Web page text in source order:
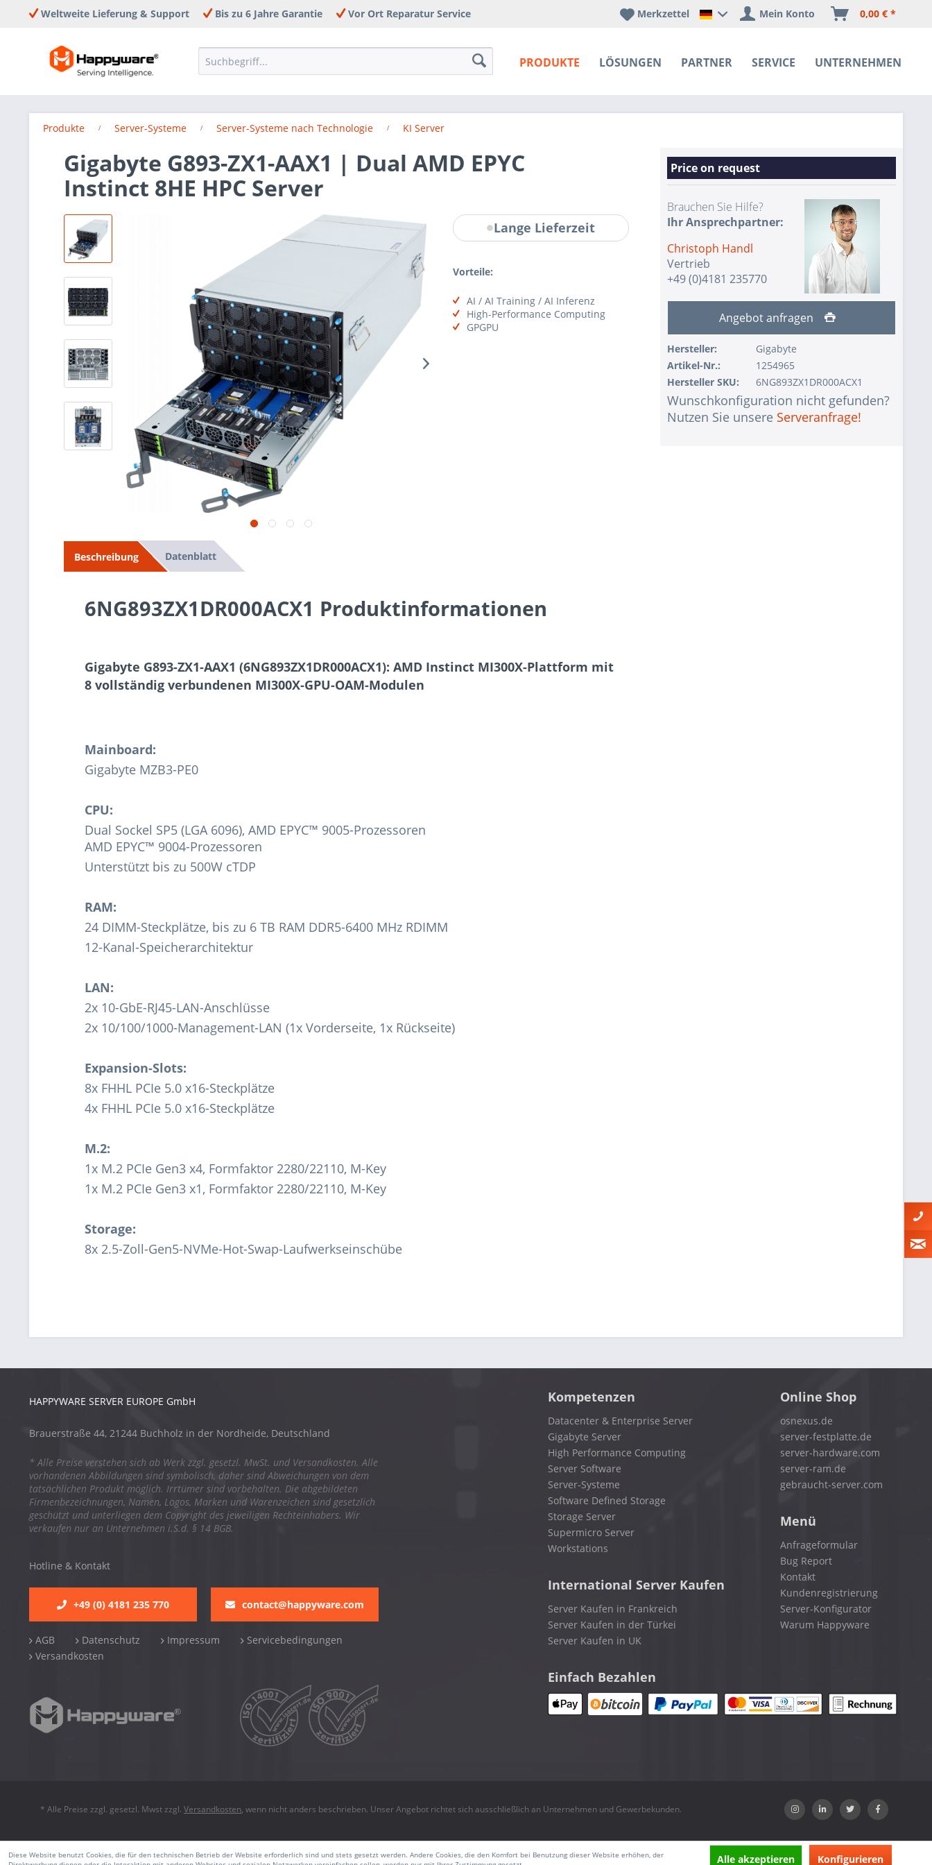
Weltweite Lieferung & Support Bis zu 6 Jahre Garantie Vor Ort Reparatur Service
PRODUKTE LÖSUNGEN PARTNER SERVICE UNTERNEHMEN
Happyware Deutschland
Merkzettel Mein Konto 0,00 € *
Produkte Server-Systeme Server-Systeme nach Technologie KI Server
Gigabyte G893-ZX1-AAX1 | Dual AMD EPYC
Instinct 8HE HPC Server
Lange Lieferzeit
Vorteile:
AI / AI Training / AI Inferenz
High-Performance Computing
GPGPU
Price on request
Brauchen Sie Hilfe?
Ihr Ansprechpartner:
Christoph Handl
Vertrieb
+49 (0)4181 235770
Angebot anfragen
Hersteller:
Gigabyte
Artikel-Nr.:
1254965
Hersteller SKU:
6NG893ZX1DR000ACX1
Wunschkonfiguration nicht gefunden?
Nutzen Sie unsere Serveranfrage!
Beschreibung Datenblatt
6NG893ZX1DR000ACX1 Produktinformationen
Gigabyte G893-ZX1-AAX1 (6NG893ZX1DR000ACX1): AMD Instinct MI300X-Plattform mit
8 vollständig verbundenen MI300X-GPU-OAM-Modulen
Mainboard:
Gigabyte MZB3-PE0
CPU:
Dual Sockel SP5 (LGA 6096), AMD EPYC™ 9005-Prozessoren
AMD EPYC™ 9004-Prozessoren
Unterstützt bis zu 500W cTDP
RAM:
24 DIMM-Steckplätze, bis zu 6 TB RAM DDR5-6400 MHz RDIMM
12-Kanal-Speicherarchitektur
LAN:
2x 10-GbE-RJ45-LAN-Anschlüsse
2x 10/100/1000-Management-LAN (1x Vorderseite, 1x Rückseite)
Expansion-Slots:
8x FHHL PCIe 5.0 x16-Steckplätze
4x FHHL PCIe 5.0 x16-Steckplätze
M.2:
1x M.2 PCIe Gen3 x4, Formfaktor 2280/22110, M-Key
1x M.2 PCIe Gen3 x1, Formfaktor 2280/22110, M-Key
Storage:
8x 2.5-Zoll-Gen5-NVMe-Hot-Swap-Laufwerkseinschübe
HAPPYWARE SERVER EUROPE GmbH
Brauerstraße 44, 21244 Buchholz in der Nordheide, Deutschland
* Alle Preise verstehen sich ab Werk zzgl. gesetzl. MwSt. und Versandkosten. Alle
vorhandenen Abbildungen sind symbolisch, daher sind Abweichungen von dem
tatsächlichen Produkt möglich. Irrtümer sind vorbehalten. Die abgebildeten
Firmenbezeichnungen, Namen, Logos, Marken und Warenzeichen sind gesetzlich
geschützt und unterliegen dem Copyright des jeweiligen Rechteinhabers. Wir
verkaufen nur an Unternehmen i.S.d. § 14 BGB.
Hotline & Kontakt
+49 (0) 4181 235 770 contact@happyware.com
AGB Datenschutz Impressum
Servicebedingungen
Versandkosten
Kompetenzen
Datacenter & Enterprise Server
Gigabyte Server
High Performance Computing
Server Software
Server-Systeme
Software Defined Storage
Storage Server
Supermicro Server
Workstations
International Server Kaufen
Server Kaufen in Frankreich
Server Kaufen in der Türkei
Server Kaufen in UK
Online Shop
osnexus.de
server-festplatte.de
server-hardware.com
server-ram.de
gebraucht-server.com
Menü
Anfrageformular
Bug Report
Kontakt
Kundenregistrierung
Server-Konfigurator
Warum Happyware
Einfach Bezahlen
* Alle Preise zzgl. gesetzl. Mwst zzgl. Versandkosten, wenn nicht anders beschrieben. Unser Angebot richtet sich ausschließlich an Unternehmen und Gewerbekunden.
Diese Website benutzt Cookies, die für den technischen Betrieb der Website erforderlich sind und stets gesetzt werden. Andere Cookies, die den Komfort bei Benutzung dieser Website erhöhen, der
Alle akzeptieren Konfigurieren